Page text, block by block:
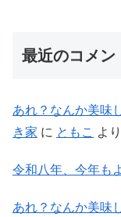
最近のコメン
あれ？なんか美味
き家 に ともこ より
令和八年、今年も
あれ？なんか美味